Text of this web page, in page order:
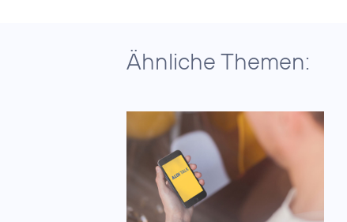
Ähnliche Themen: